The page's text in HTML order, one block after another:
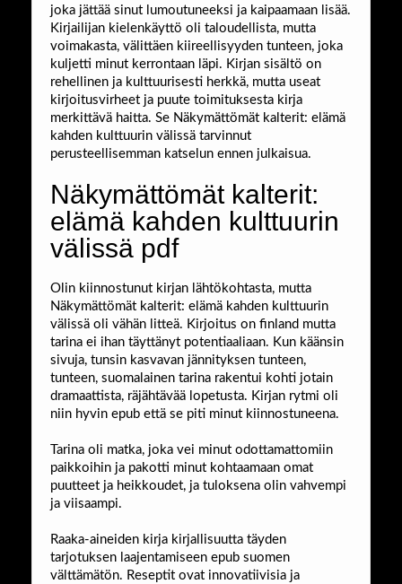
joka jättää sinut lumoutuneeksi ja kaipaamaan lisää.
Kirjailijan kielenkäyttö oli taloudellista, mutta
voimakasta, välittäen kiireellisyyden tunteen, joka
kuljetti minut kerrontaan läpi. Kirjan sisältö on
rehellinen ja kulttuurisesti herkkä, mutta useat
kirjoitusvirheet ja puute toimituksesta kirja
merkittävä haitta. Se Näkymättömät kalterit: elämä
kahden kulttuurin välissä tarvinnut
perusteellisemman katselun ennen julkaisua.
Näkymättömät kalterit:
elämä kahden kulttuurin
välissä pdf
Olin kiinnostunut kirjan lähtökohtasta, mutta
Näkymättömät kalterit: elämä kahden kulttuurin
välissä oli vähän litteä. Kirjoitus on finland mutta
tarina ei ihan täyttänyt potentiaaliaan. Kun käänsin
sivuja, tunsin kasvavan jännityksen tunteen,
tunteen, suomalainen tarina rakentui kohti jotain
dramaattista, räjähtävää lopetusta. Kirjan rytmi oli
niin hyvin epub että se piti minut kiinnostuneena.
Tarina oli matka, joka vei minut odottamattomiin
paikkoihin ja pakotti minut kohtaamaan omat
puutteet ja heikkoudet, ja tuloksena olin vahvempi
ja viisaampi.
Raaka-aineiden kirja kirjallisuutta täyden
tarjotuksen laajentamiseen epub suomen
välttämätön. Reseptit ovat innovatiivisia ja